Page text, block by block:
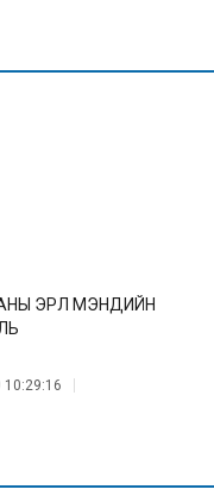
ЭРҮҮЛ МЭНДИЙН
10:29:16